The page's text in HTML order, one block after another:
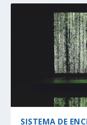
SEGÚN
DAWKINS Y EL
EVOLUCIÓN DE
LA VIDA ES LO
¡CREAMOS LA
SISTEMA DE